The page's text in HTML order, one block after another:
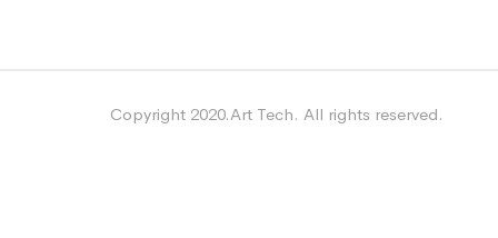
Copyright 2020.Art Tech. All rights reserved.